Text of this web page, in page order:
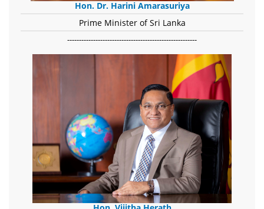
Hon. Dr. Harini Amarasuriya
Prime Minister of Sri Lanka
-------------------------------------------------------